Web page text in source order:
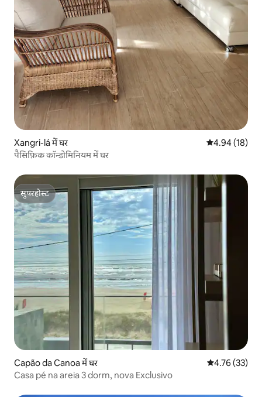
Xangri-lá में घर औसत रेटिंग 5 में
4.94 (18)
पैसिफ़िक कॉन्डोमिनियम में घर
सुपरहोस्ट
सुपरहोस्ट
Capão da Canoa में घर औसत रेटिंग 5 में
4.76 (33)
Casa pé na areia 3 dorm, nova Exclusivo